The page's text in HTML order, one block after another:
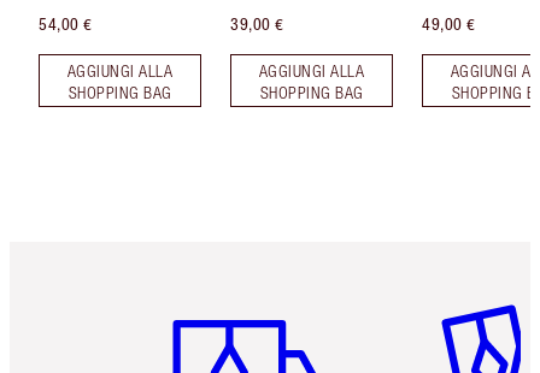
54,00 €
AGGIUNGI ALLA
SHOPPING BAG
39,00 €
AGGIUNGI ALLA
SHOPPING BAG
49,00 €
AGGIUNGI
SHOPPING